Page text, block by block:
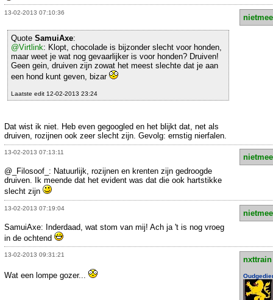
13-02-2013 07:10:36
Quote SamuiAxe:
@Virtlink: Klopt, chocolade is bijzonder slecht voor honden,
maar weet je wat nog gevaarlijker is voor honden? Druiven!
Geen gein, druiven zijn zowat het meest slechte dat je aan
een hond kunt geven, bizar
Laatste edit 12-02-2013 23:24
Dat wist ik niet. Heb even gegoogled en het blijkt dat, net als
druiven, rozijnen ook zeer slecht zijn. Gevolg: ernstig nierfalen.
13-02-2013 07:13:11
@_Filosoof_: Natuurlijk, rozijnen en krenten zijn gedroogde
druiven. Ik meende dat het evident was dat die ook hartstikke
slecht zijn
13-02-2013 07:19:04
SamuiAxe: Inderdaad, wat stom van mij! Ach ja 't is nog vroeg
in de ochtend
13-02-2013 09:31:21
nxttrain
Wat een lompe gozer...